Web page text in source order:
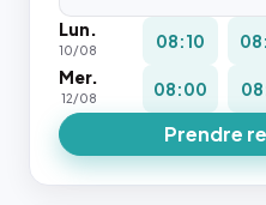
Lun.
10/08 08:10
Mer.
12/08 08:00
Prendre